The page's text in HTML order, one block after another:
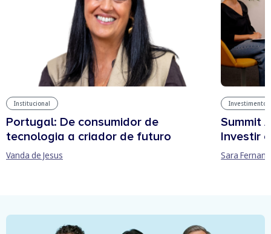
Institucional
Portugal: De consumidor de
tecnologia a criador de futuro
Vanda de Jesus
Investimentos
Summit
Investir
Sara